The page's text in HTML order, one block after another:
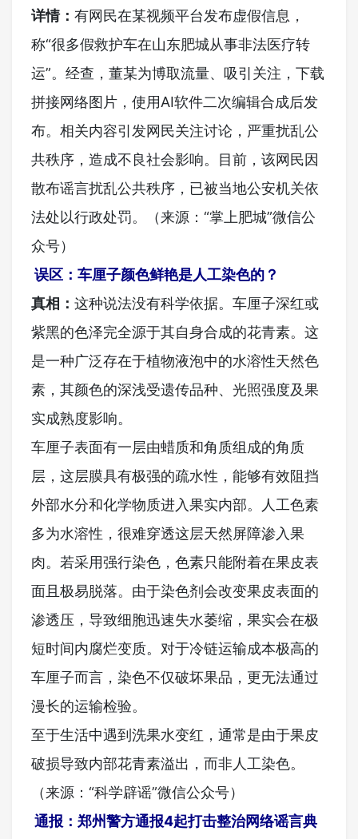
详情： 有网民在某视频平台发布虚假信息，
称“很多假救护车在山东肥城从事非法医疗转
运”。经查，董某为博取流量、吸引关注，下载
拼接网络图片，使用AI软件二次编辑合成后发
布。相关内容引发网民关注讨论，严重扰乱公
共秩序，造成不良社会影响。目前，该网民因
散布谣言扰乱公共秩序，已被当地公安机关依
法处以行政处罚。（来源：“掌上肥城”微信公
众号）
误区：车厘子颜色鲜艳是人工染色的？
真相： 这种说法没有科学依据。车厘子深红或
紫黑的色泽完全源于其自身合成的花青素。这
是一种广泛存在于植物液泡中的水溶性天然色
素，其颜色的深浅受遗传品种、光照强度及果
实成熟度影响。
车厘子表面有一层由蜡质和角质组成的角质
层，这层膜具有极强的疏水性，能够有效阻挡
外部水分和化学物质进入果实内部。人工色素
多为水溶性，很难穿透这层天然屏障渗入果
肉。若采用强行染色，色素只能附着在果皮表
面且极易脱落。由于染色剂会改变果皮表面的
渗透压，导致细胞迅速失水萎缩，果实会在极
短时间内腐烂变质。对于冷链运输成本极高的
车厘子而言，染色不仅破坏果品，更无法通过
漫长的运输检验。
至于生活中遇到洗果水变红，通常是由于果皮
破损导致内部花青素溢出，而非人工染色。
（来源：“科学辟谣”微信公众号）
通报：郑州警方通报4起打击整治网络谣言典